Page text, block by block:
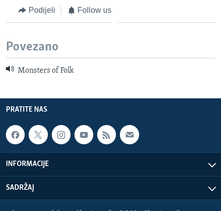
Podijeli Follow us
Povezano
Monsters of Folk
PRATITE NAS
INFORMACIJE
SADRŽAJ